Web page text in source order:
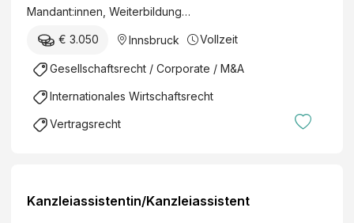
Mandant:innen, Weiterbildung…
€ 3.050 Innsbruck Vollzeit
Gesellschaftsrecht / Corporate / M&A
Internationales Wirtschaftsrecht
Vertragsrecht
Kanzleiassistentin/Kanzleiassistent